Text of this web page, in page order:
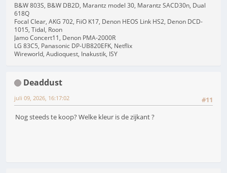
B&W 803S, B&W DB2D, Marantz model 30, Marantz SACD30n, Dual
618Q
Focal Clear, AKG 702, FiiO K17, Denon HEOS Link HS2, Denon DCD-
1015, Tidal, Roon
Jamo Concert11, Denon PMA-2000R
LG 83C5, Panasonic DP-UB820EFK, Netflix
Wireworld, Audioquest, Inakustik, ISY
Deaddust
#11
juli 09, 2026, 16:17:02
Nog steeds te koop? Welke kleur is de zijkant ?